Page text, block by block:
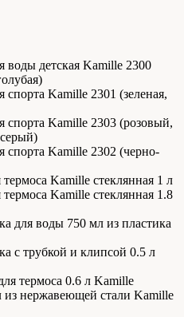
воды детская Kamille 2300
спорта Kamille 2301 (зеленая,
спорта Kamille 2303 (розовый,
спорта Kamille 2302 (черно-
термоса Kamille стеклянная 1 л
термоса Kamille стеклянная 1.8
для воды 750 мл из пластика
с трубкой и клипсой 0.5 л
термоса 0.6 л Kamille
из нержавеющей стали Kamille